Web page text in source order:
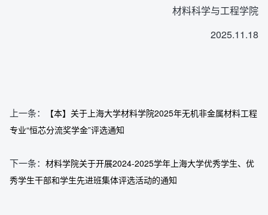
材料科学与工程学院
2025.11.18
上一条：
【本】关于上海大学材料学院2025年无机非金属材料工程
专业“恒芯分流奖学金”评选通知
下一条： 材料学院关于开展2024-2025学年上海大学优秀学生、优
秀学生干部和学生先进班集体评选活动的通知